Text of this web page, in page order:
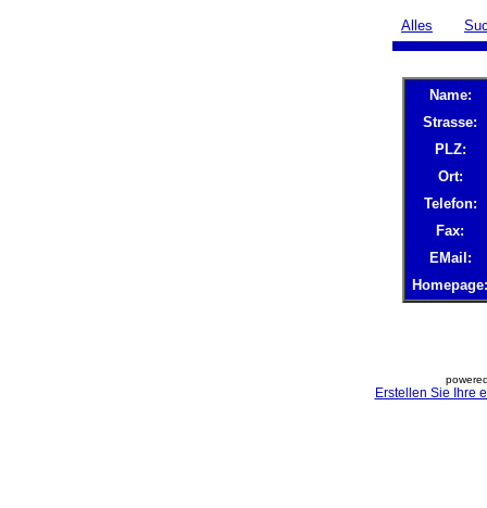
Alles
Name:
Strasse:
PLZ:
Ort:
Telefon:
Fax:
EMail:
Homepage:
Erstellen Sie Ihre